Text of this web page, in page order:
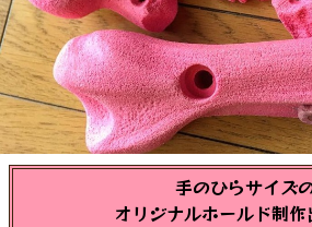
手のひらサイズ
オリジナルホールド制